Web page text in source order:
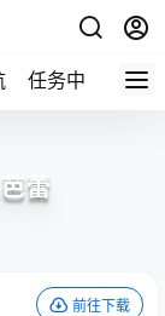
任务中心 帮助
蕾
前往下载